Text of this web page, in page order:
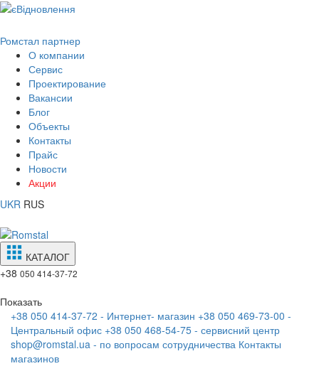
Ромстал партнер
О компании
Сервис
Проектирование
Вакансии
Блог
Объекты
Контакты
Прайс
Новости
Акции
UKR RUS
КАТАЛОГ
+38 050 414-37-72
Показать
+38 050 414-37-72 - Интернет- магазин +38 050 469-73-00 -
Центральный офис +38 050 468-54-75 - сервисний центр
shop@romstal.ua - по вопросам сотрудничества Контакты
магазинов